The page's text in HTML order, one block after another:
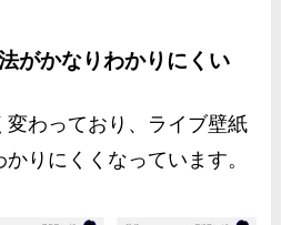
がかなりわかりにくい
わっており、 ライブ壁紙
りにくくなっています。